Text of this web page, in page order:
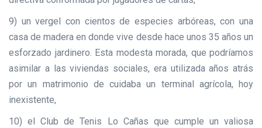
9) un vergel con cientos de especies arbóreas, con una
casa de madera en donde vive desde hace unos 35 años un
esforzado jardinero. Esta modesta morada, que podríamos
asimilar a las viviendas sociales, era utilizada años atrás
por un matrimonio de cuidaba un terminal agrícola, hoy
inexistente,
10) el Club de Tenis Lo Cañas que cumple un valiosa